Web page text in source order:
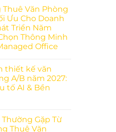
Thuê Văn Phòng
Ưu Cho Doanh
Triển Năm
Thông Minh
Office
thiết kế văn
A/B năm 2027:
tố AI & Bền
Thường Gặp Từ
Thuê Văn